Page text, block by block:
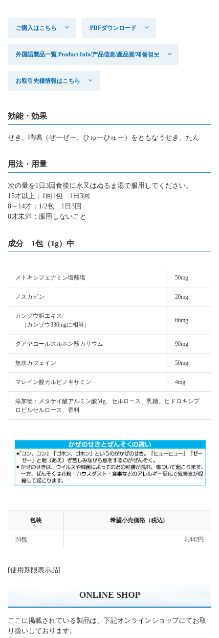
ご購入はこちら PDFダウンロード
外国語製品一覧 Product Info/产品信息/產品資/제품정보
お取引先様情報はこちら
効能・効果
せき、喘鳴（ぜーぜー、ひゅーひゅー）をともなうせき、たん
用法・用量
次の量を1日3回食後に水又はぬるま湯で服用してください。
15才以上：1回1包 1日3回
8～14才：1/2包 1日3回
8才未満：服用しないこと
成分 1包（1g）中
メトキシフェナミン塩酸塩 50mg
ノスカピン 20mg
カンゾウ粗エキス
（カンゾウ330mgに相当）
66mg
グアヤコールスルホン酸カリウム 90mg
無水カフェイン 50mg
マレイン酸カルビノキサミン 4mg
添加物：メタケイ酸アルミン酸Mg、セルロース、乳糖、ヒドロキシプ
ロピルセルロース、香料
包装 希望小売価格（税込)
24包 2,442円
[使用期限表示品]
ONLINE SHOP
ここに掲載されている製品は、下記オンラインショップにてお取
り扱いしております。